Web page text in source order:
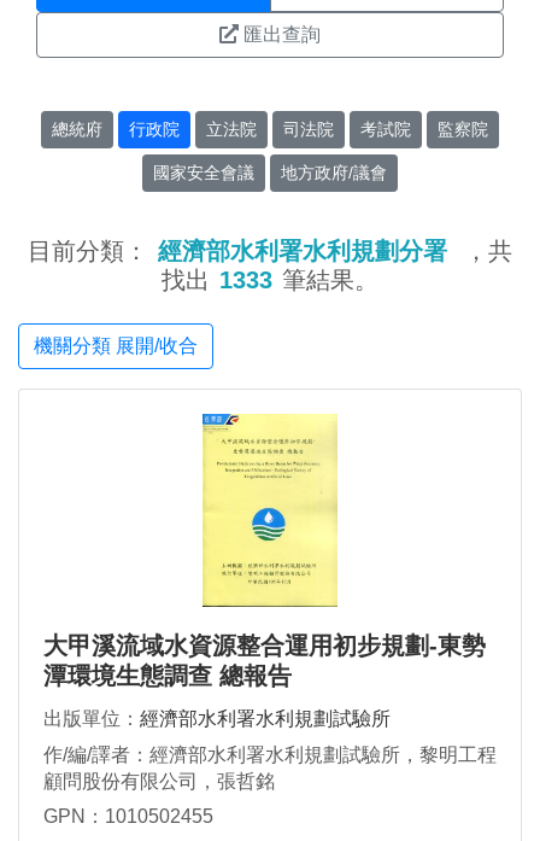
匯出查詢
總統府 行政院 立法院 司法院 考試院 監察院
國家安全會議 地方政府/議會
目前分類： 經濟部水利署水利規劃分署
，共
找出 1333 筆結果。
機關分類 展開/收合
大甲溪流域水資源整合運用初步規劃-東勢
潭環境生態調查 總報告
出版單位： 經濟部水利署水利規劃試驗所
作/編/譯者：經濟部水利署水利規劃試驗所，黎明工程
顧問股份有限公司，張哲銘
GPN：1010502455